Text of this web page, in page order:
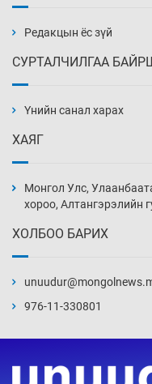
8 цаг 22
8 цаг 52
9 цаг 22
10 цаг
Редакцын ёс зүй
СУРТАЛЧИЛГАА
Үнийн санал харах
ХАЯГ
Монгол Улс,
хороо, Алтангэрэлийн
ХОЛБОО БАРИХ
976-11-330801